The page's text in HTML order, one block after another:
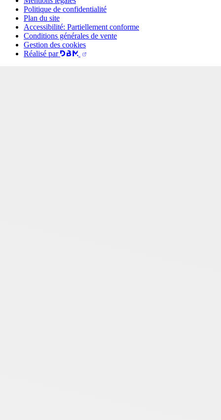
Politique de confidentialité
Plan du site
Accessibilité: Partiellement conforme
Conditions générales de vente
Gestion des cookies
Réalisé par